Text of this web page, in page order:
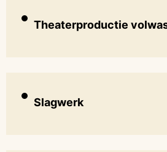
Theaterproductie
Slagwerk